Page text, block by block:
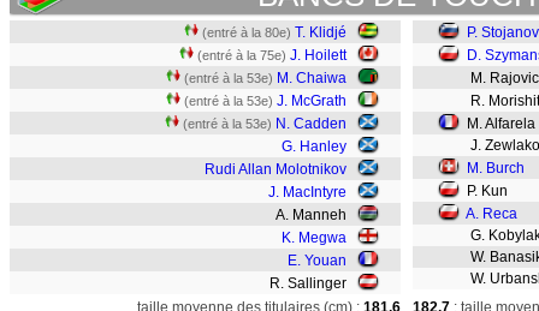
(entré à la 80e) T. Klidjé
(entré à la 75e) J. Hoilett
(entré à la 53e) M. Chaiwa
(entré à la 53e) J. McGrath
(entré à la 53e) N. Cadden
G. Hanley
Rudi Allan Molotnikov
J. MacIntyre
A. Manneh
K. Megwa
E. Youan
R. Sallinger
P.
D.
M.
R.
M. Alfarela
J.
M. Burch
P. Kun
A. Reca
G.
W.
W.
taille moyenne des titulaires (cm) : 181,6
182,7 : taille